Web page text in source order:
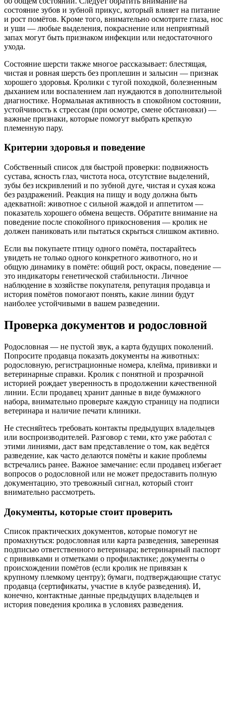
состояние зубов и зубной прикус, который влияет на питание
и рост помётов. Кроме того, внимательно осмотрите глаза, нос
и уши — любые выделения, покраснение или неприятный
запах могут быть признаком инфекции или недостаточного
ухода.
Состояние шерсти также многое рассказывает: блестящая,
чистая и ровная шерсть без проплешин и залысин — признак
хорошего здоровья. Кролики с тугой походкой, болезненным
дыханием или воспалением лап нуждаются в дополнительной
диагностике. Нормальная активность в спокойном состоянии,
устойчивость к стрессам (при осмотре, смене обстановки) —
важные признаки, которые помогут выбрать крепкую
племенную пару.
Критерии здоровья и поведение
Собственный список для быстрой проверки: подвижность
сустава, ясность глаз, чистота носа, отсутствие выделений,
зубы без искривлений и по зубной дуге, чистая и сухая кожа
без раздражений. Реакция на пищу и воду должна быть
адекватной: животное с сильной жаждой и аппетитом —
показатель хорошего обмена веществ. Обратите внимание на
поведение после спокойного прикосновения — кролик не
должен паниковать или пытаться скрыться слишком активно.
Если вы покупаете птицу одного помёта, постарайтесь
увидеть не только одного конкретного животного, но и
общую динамику в помёте: общий рост, окрасы, поведение —
это индикаторы генетической стабильности. Личное
наблюдение в хозяйстве покупателя, репутация продавца и
история помётов помогают понять, какие линии будут
наиболее устойчивыми в вашем разведении.
Проверка документов и родословной
Родословная — не пустой звук, а карта будущих поколений.
Попросите продавца показать документы на животных:
родословную, регистрационные номера, клейма, прививки и
ветеринарные справки. Кролик с понятной и прозрачной
историей рождает уверенность в продолжении качественной
линии. Если продавец хранит данные в виде бумажного
набора, внимательно проверьте каждую страницу на подписи
ветеринара и наличие печати клиники.
Не стесняйтесь требовать контакты предыдущих владельцев
или воспроизводителей. Разговор с теми, кто уже работал с
этими линиями, даст вам представление о том, как ведётся
разведение, как часто делаются помёты и какие проблемы
встречались ранее. Важное замечание: если продавец избегает
вопросов о родословной или не может предоставить полную
документацию, это тревожный сигнал, который стоит
внимательно рассмотреть.
Документы, которые стоит проверить
Список практических документов, которые помогут не
промахнуться: родословная или карта разведения, заверенная
подписью ответственного ветеринара; ветеринарный паспорт
с прививками и отметками о профилактике; документы о
происхождении помётов (если кролик не привязан к
крупному племкому центру); бумаги, подтверждающие статус
продавца (сертификаты, участие в клубе разведения). И,
конечно, контактные данные предыдущих владельцев и
история поведения кролика в условиях разведения.